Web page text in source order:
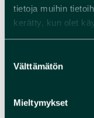
tietoja muihin
kerätty, kun olet
valinta
Välttämätön
Mieltymykset